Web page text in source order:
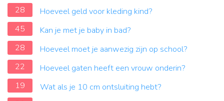
28
Hoeveel geld voor kleding kind?
45
Kan je met je baby in bad?
28
Hoeveel moet je aanwezig zijn op school?
22
Hoeveel gaten heeft een vrouw onderin?
19
Wat als je 10 cm ontsluiting hebt?